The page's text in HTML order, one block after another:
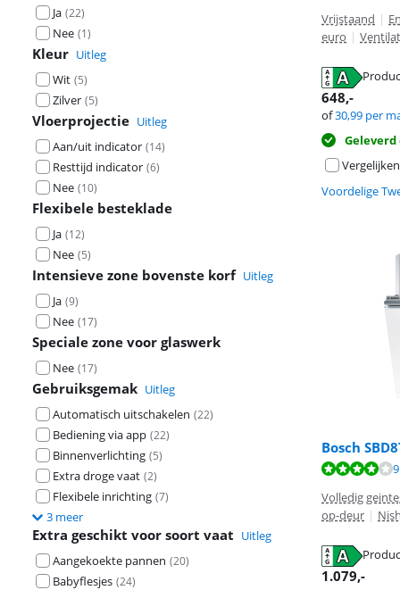
Ja (22)
Nee (1)
Kleur Uitleg
Wit (5)
Zilver (5)
Vloerprojectie Uitleg
Aan/uit indicator (14)
Resttijd indicator (6)
Nee (10)
Flexibele besteklade
Ja (12)
Nee (5)
Intensieve zone bovenste korf Uitleg
Ja (9)
Nee (17)
Speciale zone voor glaswerk
Nee (17)
Gebruiksgemak Uitleg
Automatisch uitschakelen (22)
Bediening via app (22)
Binnenverlichting (5)
Extra droge vaat (2)
Flexibele inrichting (7)
3 meer
Extra geschikt voor soort vaat Uitleg
Aangekoekte pannen (20)
Babyflesjes (24)
Vrijstaand |
euro |
opent in nieuw
648,-
of30,99 per
Geleverd
Vergelijken
Voordelige
opent in nieuw
opent in nieuw
Bosch
Beoordeling is
Volledig
op-deur |
opent in nieuw
1.079,-
Beoordeling is
opent in nieuw
Beoordeling is
opent in nieuw